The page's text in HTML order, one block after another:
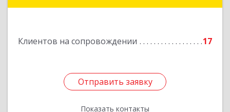
Клиентов на сопровождении 17
Отправить заявку
Показать контакты
Подробнее
Отправить заявку
Назад